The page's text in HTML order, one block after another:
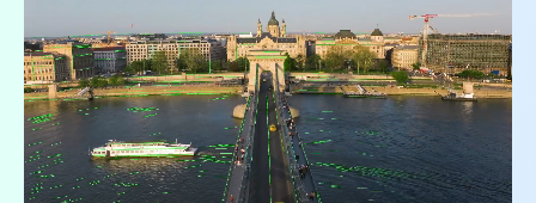
Темы видео
Самые популярные темы
видео на YouTube 2025
Маркетинговый
календарь
Спланируйте
маркетинговую кампанию
для своих целей
Истории клиентов
Клиенты делятся своими
историями с Filmora
Партнёрская
программа
Партнёрство на уровне
корпоративного сектора